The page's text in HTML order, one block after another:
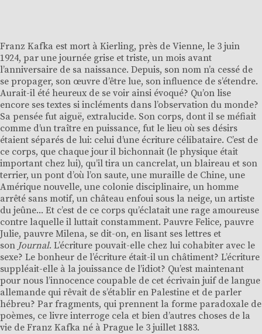
Franz Kafka est mort à Kierling, près de Vienne, le 3 juin
1924, par une journée grise et triste, un mois avant
l’anniversaire de sa naissance. Depuis, son nom n’a cessé de
se propager, son œuvre d’être lue, son influence de s’étendre.
Aurait-il été heureux de se voir ainsi évoqué? Qu’on lise
encore ses textes si incléments dans l’observation du monde?
Sa pensée fut aiguë, extralucide. Son corps, dont il se méfiait
comme d’un traître en puissance, fut le lieu où ses désirs
étaient séparés de lui: celui d’une écriture célibataire. C’est de
ce corps, que chaque jour il bichonnait (le physique était
important chez lui), qu’il tira un cancrelat, un blaireau et son
terrier, un pont d’où l’on saute, une muraille de Chine, une
Amérique nouvelle, une colonie disciplinaire, un homme
arrêté sans motif, un château enfoui sous la neige, un artiste
du jeûne... Et c’est de ce corps qu’éclatait une rage amoureuse
contre laquelle il luttait constamment. Pauvre Felice, pauvre
Julie, pauvre Milena, se dit-on, en lisant ses lettres et
son Journal. L’écriture pouvait-elle chez lui cohabiter avec le
sexe? Le bonheur de l’écriture était-il un châtiment? L’écriture
suppléait-elle à la jouissance de l’idiot? Qu’est maintenant
pour nous l’innocence coupable de cet écrivain juif de langue
allemande qui rêvait de s’établir en Palestine et de parler
hébreu? Par fragments, qui prennent la forme paradoxale de
poèmes, ce livre interroge cela et bien d’autres choses de la
vie de Franz Kafka né à Prague le 3 juillet 1883.